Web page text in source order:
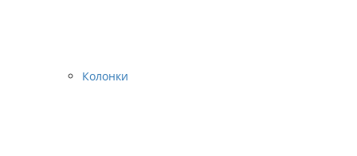
Колонки